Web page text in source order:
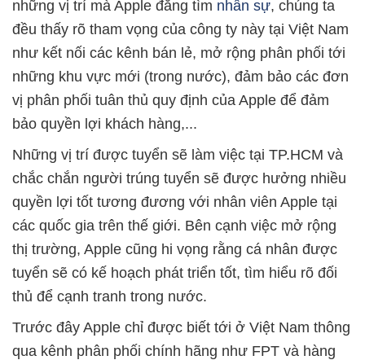
những vị trí mà Apple đăng tìm nhân sự, chúng ta
đều thấy rõ tham vọng của công ty này tại Việt Nam
như kết nối các kênh bán lẻ, mở rộng phân phối tới
những khu vực mới (trong nước), đảm bảo các đơn
vị phân phối tuân thủ quy định của Apple để đảm
bảo quyền lợi khách hàng,...
Những vị trí được tuyển sẽ làm việc tại TP.HCM và
chắc chắn người trúng tuyển sẽ được hưởng nhiều
quyền lợi tốt tương đương với nhân viên Apple tại
các quốc gia trên thế giới. Bên cạnh việc mở rộng
thị trường, Apple cũng hi vọng rằng cá nhân được
tuyển sẽ có kế hoạch phát triển tốt, tìm hiểu rõ đối
thủ để cạnh tranh trong nước.
Trước đây Apple chỉ được biết tới ở Việt Nam thông
qua kênh phân phối chính hãng như FPT và hàng